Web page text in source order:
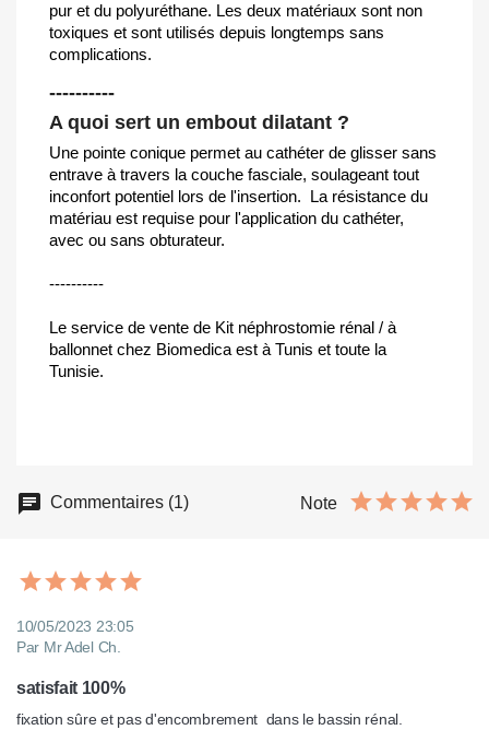
pur et du polyuréthane. Les deux matériaux sont non
toxiques et sont utilisés depuis longtemps sans
complications.
----------
A quoi sert un embout dilatant ?
Une pointe conique permet au cathéter de glisser sans
entrave à travers la couche fasciale, soulageant tout
inconfort potentiel lors de l'insertion. La résistance du
matériau est requise pour l'application du cathéter,
avec ou sans obturateur.
----------
Le service de vente de Kit néphrostomie rénal / à
ballonnet chez Biomedica est à Tunis et toute la
Tunisie.
Commentaires (1) Note
10/05/2023 23:05
Par Mr Adel Ch.
satisfait 100%
fixation sûre et pas d'encombrement  dans le bassin rénal.